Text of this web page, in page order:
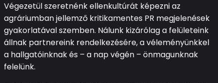
Végezetül szeretnénk ellenkultúrát képezni az
agráriumban jellemző kritikamentes PR megjelenések
gyakorlatával szemben. Nálunk kizárólag a felületeink
állnak partnereink rendelkezésére, a véleményünkkel
a hallgatóinknak és – a nap végén – önmagunknak
felelünk.